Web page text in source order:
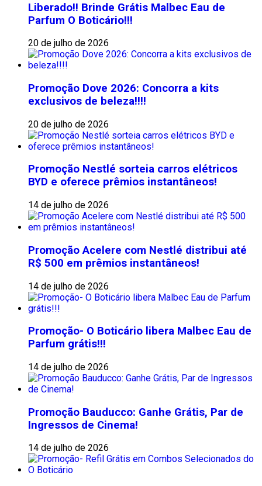
Liberado!! Brinde Grátis Malbec Eau de
Parfum O Boticário!!!
20 de julho de 2026
Promoção Dove 2026: Concorra a kits
exclusivos de beleza!!!!
20 de julho de 2026
Promoção Nestlé sorteia carros elétricos
BYD e oferece prêmios instantâneos!
14 de julho de 2026
Promoção Acelere com Nestlé distribui até
R$ 500 em prêmios instantâneos!
14 de julho de 2026
Promoção- O Boticário libera Malbec Eau de
Parfum grátis!!!
14 de julho de 2026
Promoção Bauducco: Ganhe Grátis, Par de
Ingressos de Cinema!
14 de julho de 2026